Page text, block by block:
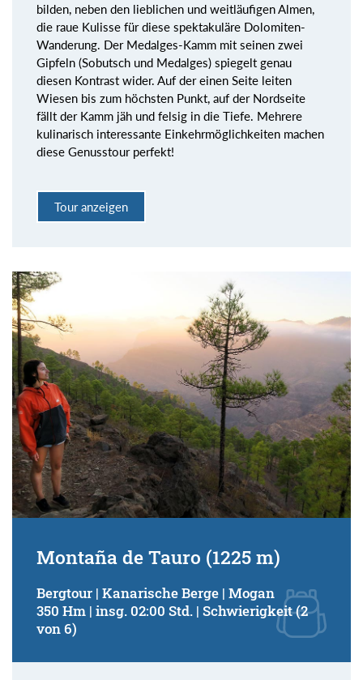
bilden, neben den lieblichen und weitläufigen Almen,
die raue Kulisse für diese spektakuläre Dolomiten-
Wanderung. Der Medalges-Kamm mit seinen zwei
Gipfeln (Sobutsch und Medalges) spiegelt genau
diesen Kontrast wider. Auf der einen Seite leiten
Wiesen bis zum höchsten Punkt, auf der Nordseite
fällt der Kamm jäh und felsig in die Tiefe. Mehrere
kulinarisch interessante Einkehrmöglichkeiten machen
diese Genusstour perfekt!
Tour anzeigen
Montaña de Tauro (1225 m)
Bergtour | Kanarische Berge | Mogan
350 Hm | insg. 02:00 Std. | Schwierigkeit (2
von 6)